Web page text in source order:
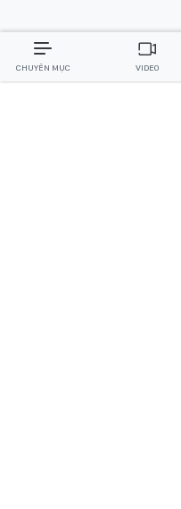
CHUYÊN MỤC VIDEO